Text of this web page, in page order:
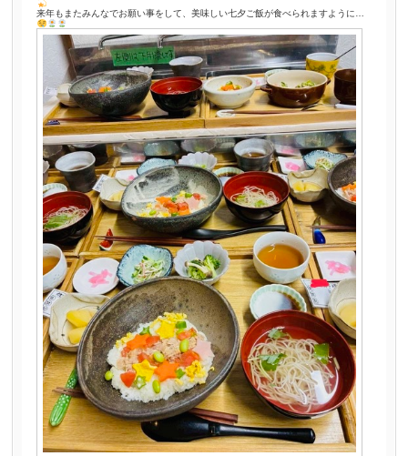
来年もまたみんなでお願い事をして、美味しい七夕ご飯が食べられますように…